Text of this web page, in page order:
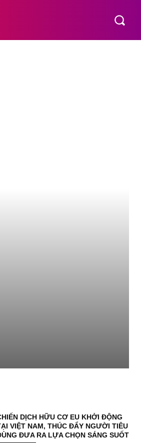
DỊCH HỮU CƠ EU KHỞI ĐỘNG
VIỆT NAM, THÚC ĐẨY NGƯỜI TIÊU
ĐƯA RA LỰA CHỌN SÁNG SUỐT